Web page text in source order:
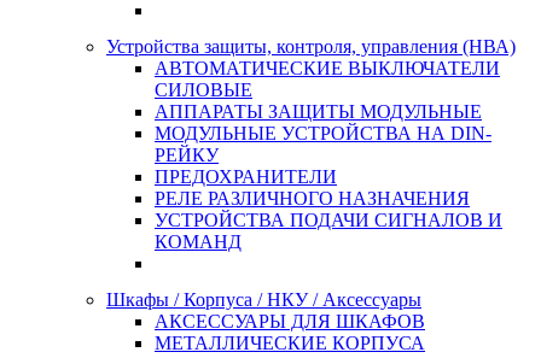
Устройства защиты, контроля, управления (НВА)
АВТОМАТИЧЕСКИЕ ВЫКЛЮЧАТЕЛИ
СИЛОВЫЕ
АППАРАТЫ ЗАЩИТЫ МОДУЛЬНЫЕ
МОДУЛЬНЫЕ УСТРОЙСТВА НА DIN-
РЕЙКУ
ПРЕДОХРАНИТЕЛИ
РЕЛЕ РАЗЛИЧНОГО НАЗНАЧЕНИЯ
УСТРОЙСТВА ПОДАЧИ СИГНАЛОВ И
КОМАНД
Шкафы / Корпуса / НКУ / Аксессуары
АКСЕССУАРЫ ДЛЯ ШКАФОВ
МЕТАЛЛИЧЕСКИЕ КОРПУСА